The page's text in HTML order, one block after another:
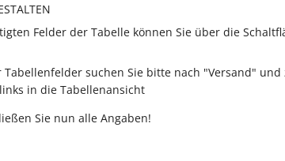
Felder der Tabelle können Sie über die
suchen Sie bitte nach "Versand" und
in die Tabellenansicht
Sie nun alle Angaben!